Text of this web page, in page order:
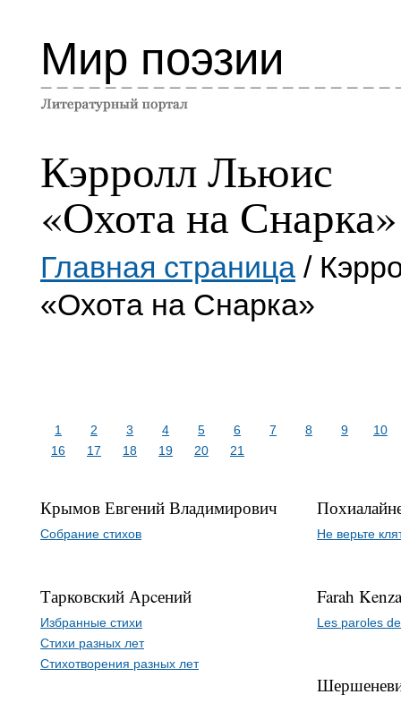
Мир поэзии
Кэрролл Льюис
«Охота на Снарка»
Главная страница /
«Охота на Снарка»
1 2 3 4 5 6 7 8 9
10
16
17 18 19 20 21
Крымов Евгений Владимирович
Собрание стихов
Тарковский Арcений
Избранные стихи
Стихи разных лет
Стихотворения разных лет
Не верьте
Farah Kenza
Les paroles